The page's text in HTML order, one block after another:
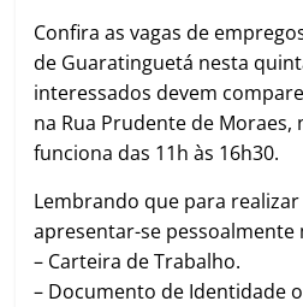
Confira as vagas de
de Guaratinguetá nesta
interessados devem
na Rua Prudente de Moraes,
funciona das 11h às 16h30.
Lembrando que para
apresentar-se pessoalmente
– Carteira de Trabalho.
– Documento de Identidade